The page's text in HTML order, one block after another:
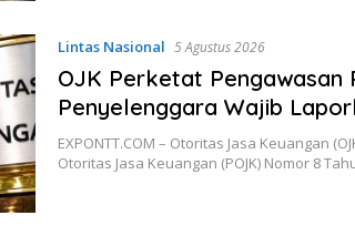
Lintas Nasional 5 Agustus 2026
OJK Perketat Pengawasan
Penyelenggara Wajib
EXPONTT.COM – Otoritas Jasa Keuangan
Otoritas Jasa Keuangan (POJK) Nomor 8